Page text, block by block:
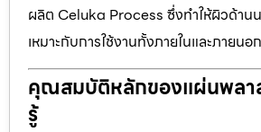
ผลิต Celuka Process ซึ่งทำให้ผิวด้าน
เหมาะกับการใช้งานทั้งภายในและภายน
คุณสมบัติหลักของแผ่นพล
รู้